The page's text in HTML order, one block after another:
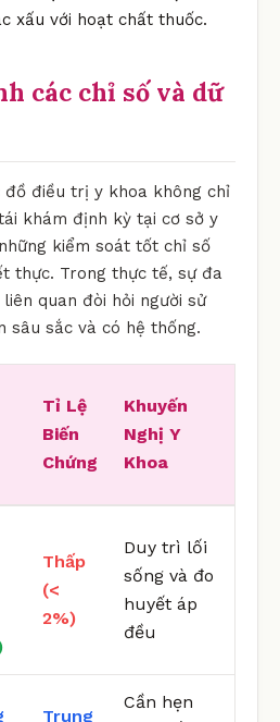
xấu với hoạt chất thuốc.
các chỉ số và dữ
đồ điều trị y khoa không chỉ
khám định kỳ tại cơ sở y
kiểm soát tốt chỉ số
thực. Trong thực tế, sự đa
quan đòi hỏi người sử
sâu sắc và có hệ thống.
Tỉ Lệ
Biến
Chứng
Khuyến
Nghị Y
Khoa
Thấp
(<
2%)
Duy trì lối
sống và đo
huyết áp
đều
Trung
Cần hẹn